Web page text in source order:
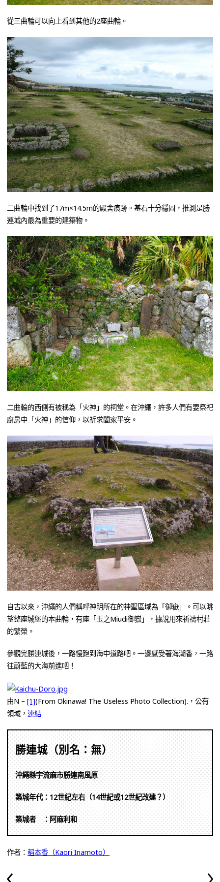
從三曲輪可以向上看到其他的2座曲輪。
二曲輪中找到了17m×14.5m的殿舍痕跡。基石十分穩固，推測是勝
連城內最為重要的建築物。
二曲輪的西側有被稱為「火神」的祠堂。在沖繩，許多人們有要祭祀
廚房中「火神」的信仰，以祈求闔家平安。
自古以來，沖繩的人們稱呼神明所在的神聖區域為「御嶽」。可以眺
望整座城堡的本曲輪，有座「玉之Miudi御嶽」，據說用來祈禱村莊
的繁榮。
參觀完勝連城後，一路慢跑到海中道路吧。一邊感受著海潮香，一路
往蔚藍的大海前進吧！
由N – [1](From Okinawa! The Useless Photo Collection).，公有
領域， 連結
勝連城（別名：無）
沖繩縣宇流麻市勝連南風原
築城年代：12世紀左右（14世紀或12世紀改建？）
築城者 ：阿麻利和
作者： 稻本香（Kaori Inamoto）